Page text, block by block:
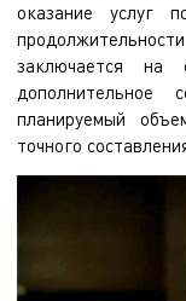
оказание услуг
заключается на
дополнительное
планируемый
точного